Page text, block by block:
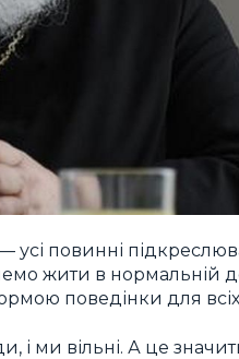
усі повинні
жити в нормальній
поведінки для
ми вільні. А це